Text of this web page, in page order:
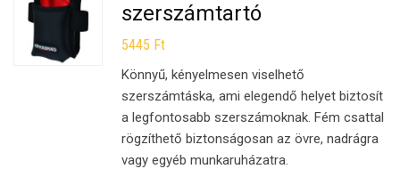
szerszámtartó
5445 Ft
Könnyű, kényelmesen viselhető
szerszámtáska, ami elegendő helyet biztosít
a legfontosabb szerszámoknak. Fém csattal
rögzíthető biztonságosan az övre, nadrágra
vagy egyéb munkaruházatra.